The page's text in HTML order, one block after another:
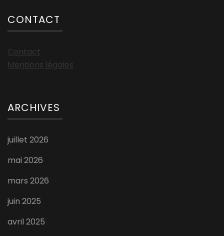
CONTACT
Contact
Mentions légales
ARCHIVES
juillet 2026
mai 2026
mars 2026
juin 2025
avril 2025